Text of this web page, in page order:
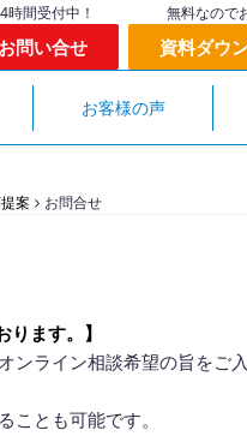
時間受付中！
お問い合せ
無料なので
資料ダウ
お客様の声
案 お問合せ
ます。】
ライン相談希望の旨をご入
ことも可能です。